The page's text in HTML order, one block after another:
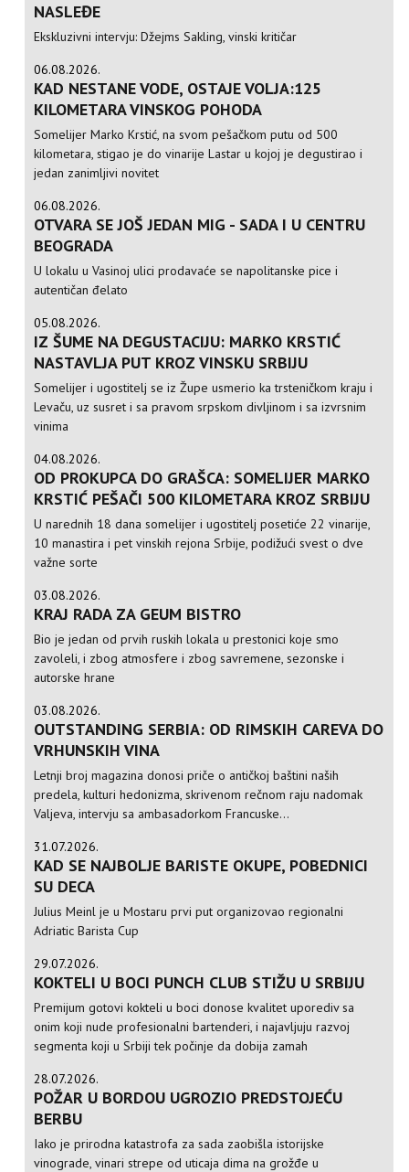
NASLEĐE
Ekskluzivni intervju: Džejms Sakling, vinski kritičar
06.08.2026.
KAD NESTANE VODE, OSTAJE VOLJA:125
KILOMETARA VINSKOG POHODA
Somelijer Marko Krstić, na svom pešačkom putu od 500
kilometara, stigao je do vinarije Lastar u kojoj je degustirao i
jedan zanimljivi novitet
06.08.2026.
OTVARA SE JOŠ JEDAN MIG - SADA I U CENTRU
BEOGRADA
U lokalu u Vasinoj ulici prodavaće se napolitanske pice i
autentičan đelato
05.08.2026.
IZ ŠUME NA DEGUSTACIJU: MARKO KRSTIĆ
NASTAVLJA PUT KROZ VINSKU SRBIJU
Somelijer i ugostitelj se iz Župe usmerio ka trsteničkom kraju i
Levaču, uz susret i sa pravom srpskom divljinom i sa izvrsnim
vinima
04.08.2026.
OD PROKUPCA DO GRAŠCA: SOMELIJER MARKO
KRSTIĆ PEŠAČI 500 KILOMETARA KROZ SRBIJU
U narednih 18 dana somelijer i ugostitelj posetiće 22 vinarije,
10 manastira i pet vinskih rejona Srbije, podižući svest o dve
važne sorte
03.08.2026.
KRAJ RADA ZA GEUM BISTRO
Bio je jedan od prvih ruskih lokala u prestonici koje smo
zavoleli, i zbog atmosfere i zbog savremene, sezonske i
autorske hrane
03.08.2026.
OUTSTANDING SERBIA: OD RIMSKIH CAREVA DO
VRHUNSKIH VINA
Letnji broj magazina donosi priče o antičkoj baštini naših
predela, kulturi hedonizma, skrivenom rečnom raju nadomak
Valjeva, intervju sa ambasadorkom Francuske...
31.07.2026.
KAD SE NAJBOLJE BARISTE OKUPE, POBEDNICI
SU DECA
Julius Meinl je u Mostaru prvi put organizovao regionalni
Adriatic Barista Cup
29.07.2026.
KOKTELI U BOCI PUNCH CLUB STIŽU U SRBIJU
Premijum gotovi kokteli u boci donose kvalitet uporediv sa
onim koji nude profesionalni bartenderi, i najavljuju razvoj
segmenta koji u Srbiji tek počinje da dobija zamah
28.07.2026.
POŽAR U BORDOU UGROZIO PREDSTOJEĆU
BERBU
Iako je prirodna katastrofa za sada zaobišla istorijske
vinograde, vinari strepe od uticaja dima na grožđe u